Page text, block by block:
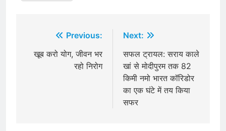
navigation
Previous:
खूब करो योग, जीवन भर
रहो निरोग
Next:
सफल ट्रायल: सराय काले
खां से मोदीपुरम तक 82
किमी नमो भारत कॉरिडोर
का एक घंटे में तय किया
सफर